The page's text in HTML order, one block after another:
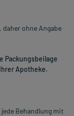
ohne Angabe
Packungsbeilage
Apotheke.
Behandlung mit